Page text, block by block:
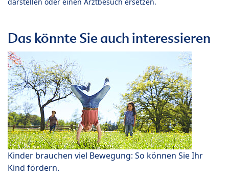
darstellen oder einen Arztbesuch ersetzen.
Das könnte Sie auch interessieren
Kinder brauchen viel Bewegung: So können Sie Ihr
Kind fördern.